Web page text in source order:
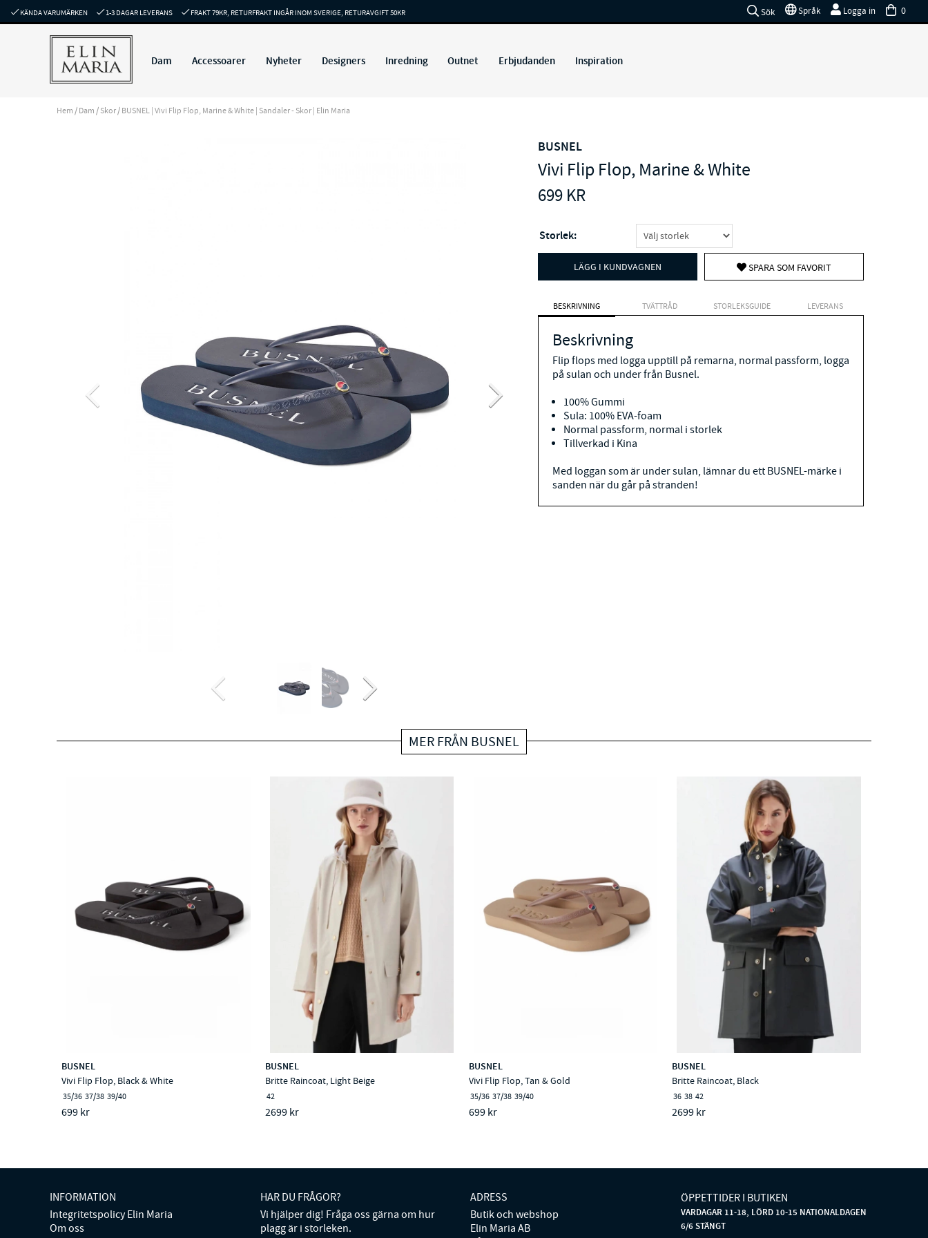
KÄNDA VARUMÄRKEN 1-3 DAGAR LEVERANS FRAKT 79KR, RETURFRAKT INGÅR INOM SVERIGE, RETURAVGIFT 50KR 0
Logga in
Språk
Sök
Dam Accessoarer Nyheter Designers Inredning Outnet Erbjudanden Inspiration
Hem /Dam /Skor/BUSNEL | Vivi Flip Flop, Marine & White | Sandaler - Skor | Elin Maria
BUSNEL
Vivi Flip Flop, Marine & White
699KR
Storlek:
LÄGG I KUNDVAGNEN SPARA SOM FAVORIT
BESKRIVNING TVÄTTRÅD STORLEKSGUIDE LEVERANS
Beskrivning
Flip flops med logga upptill på remarna, normal passform, logga
på sulan och under från Busnel.
100% Gummi
Sula: 100% EVA-foam
Normal passform, normal i storlek
Tillverkad i Kina
Med loggan som är under sulan, lämnar du ett BUSNEL-märke i
sanden när du går på stranden!
MER FRÅN BUSNEL
BUSNEL
Vivi Flip Flop, Black & White
35/36 37/38 39/40
699 kr
BUSNEL
Britte Raincoat, Light Beige
42
2699 kr
BUSNEL
Vivi Flip Flop, Tan & Gold
35/36 37/38 39/40
699 kr
BUSNEL
Britte Raincoat, Black
36 38 42
2699 kr
INFORMATION
Integritetspolicy Elin Maria
Om oss
HAR DU FRÅGOR?
Vi hjälper dig! Fråga oss gärna om hur
plagg är i storleken.
ADRESS
Butik och webshop
Elin Maria AB
ÖPPETTIDER I BUTIKEN
VARDAGAR 11-18, LÖRD 10-15 NATIONALDAGEN
6/6 STÄNGT